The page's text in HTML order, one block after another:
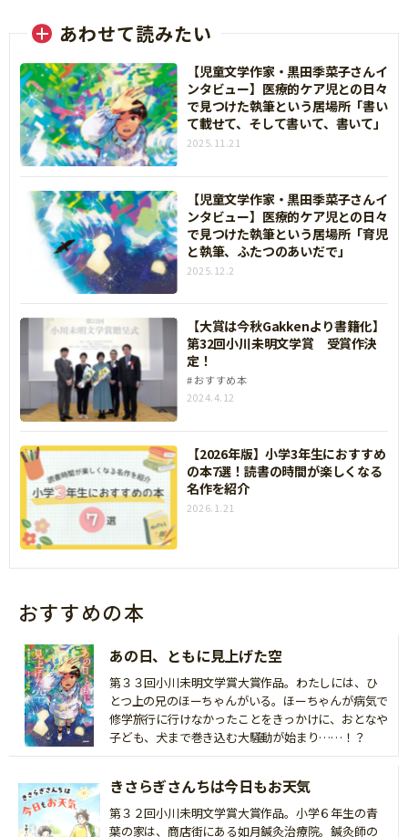
あわせて読みたい
【児童文学作家・黒田季菜子さんイ
ンタビュー】医療的ケア児との日々
で見つけた執筆という居場所「書い
て載せて、そして書いて、書いて」
2025.11.21
【児童文学作家・黒田季菜子さんイ
ンタビュー】医療的ケア児との日々
で見つけた執筆という居場所「育児
と執筆、ふたつのあいだで」
2025.12.2
【大賞は今秋Gakkenより書籍化】
第32回小川未明文学賞 受賞作決
定！
おすすめ本
2024.4.12
【2026年版】小学3年生におすすめ
の本7選！読書の時間が楽しくなる
名作を紹介
2026.1.21
おすすめの本
あの日、ともに見上げた空
第３３回小川未明文学賞大賞作品。わたしには、ひ
とつ上の兄のほーちゃんがいる。ほーちゃんが病気で
修学旅行に行けなかったことをきっかけに、おとなや
子ども、犬まで巻き込む大騒動が始まり……！？
きさらぎさんちは今日もお天気
第３２回小川未明文学賞大賞作品。小学６年生の青
葉の家は、商店街にある如月鍼灸治療院。鍼灸師の